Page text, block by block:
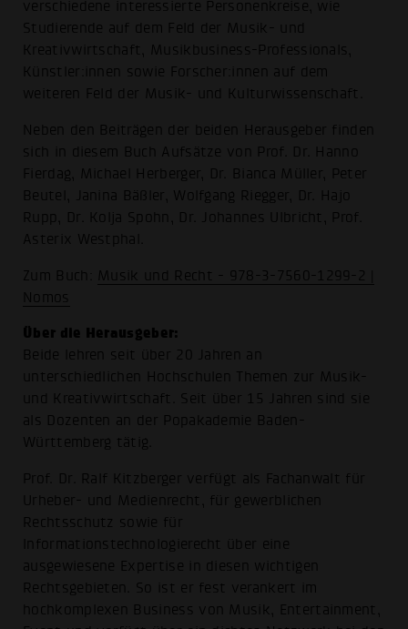
verschiedene interessierte Personenkreise, wie
Studierende auf dem Feld der Musik- und
Kreativwirtschaft, Musikbusiness-Professionals,
Künstler:innen sowie Forscher:innen auf dem
weiteren Feld der Musik- und Kulturwissenschaft.
Neben den Beiträgen der beiden Herausgeber finden
sich in diesem Buch Aufsätze von Prof. Dr. Hanno
Fierdag, Michael Herberger, Dr. Bianca Müller, Peter
Beutel, Janina Bäßler, Wolfgang Riegger, Dr. Hajo
Rupp, Dr. Kolja Spohn, Dr. Johannes Ulbricht, Prof.
Asterix Westphal.
Zum Buch:
Musik und Recht - 978-3-7560-1299-2 |
Nomos
Über die Herausgeber:
Beide lehren seit über 20 Jahren an
unterschiedlichen Hochschulen Themen zur Musik-
und Kreativwirtschaft. Seit über 15 Jahren sind sie
als Dozenten an der Popakademie Baden-
Württemberg tätig.
Prof. Dr. Ralf Kitzberger verfügt als Fachanwalt für
Urheber- und Medienrecht, für gewerblichen
Rechtsschutz sowie für
Informationstechnologierecht über eine
ausgewiesene Expertise in diesen wichtigen
Rechtsgebieten. So ist er fest verankert im
hochkomplexen Business von Musik, Entertainment,